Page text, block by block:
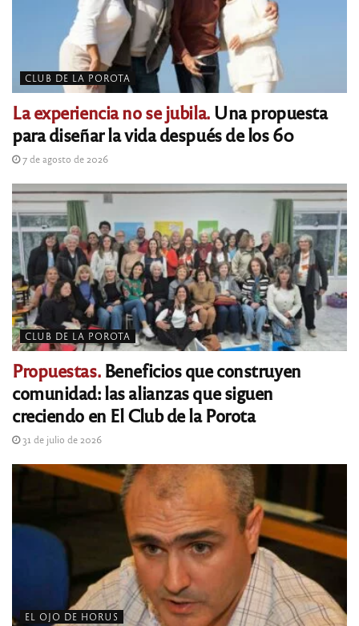
CLUB DE LA POROTA
La experiencia no se jubila.Una propuesta
para diseñar la vida después de los 60
7 de agosto de 2026
CLUB DE LA POROTA
Propuestas.Beneficios que construyen
comunidad: las alianzas que siguen
creciendo en El Club de la Porota
31 de julio de 2026
EL OJO DE HORUS